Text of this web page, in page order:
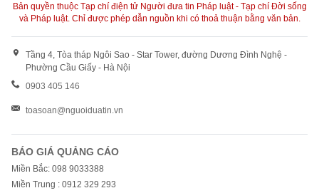
Bản quyền thuộc Tạp chí điện tử Người đưa tin Pháp luật - Tạp chí Đời sống
và Pháp luật. Chỉ được phép dẫn nguồn khi có thoả thuận bằng văn bản.
Tầng 4, Tòa tháp Ngôi Sao - Star Tower, đường Dương Đình Nghệ -
Phường Cầu Giấy - Hà Nội
0903 405 146
toasoan@nguoiduatin.vn
BÁO GIÁ QUẢNG CÁO
Miền Bắc: 098 9033388
Miền Trung : 0912 329 293